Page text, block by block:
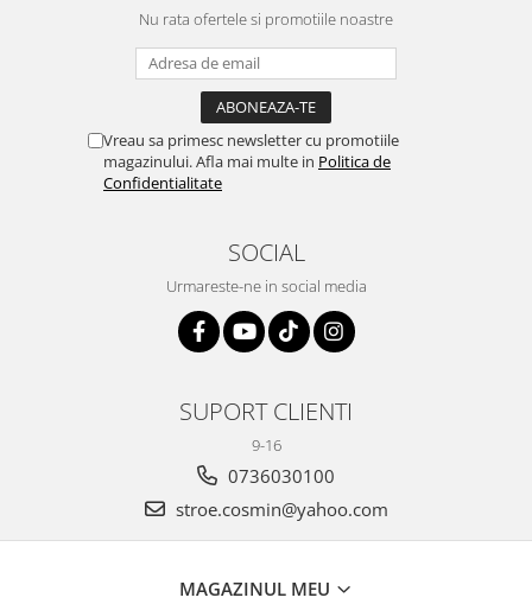
Nu rata ofertele si promotiile noastre
Vreau sa primesc newsletter cu promotiile
magazinului. Afla mai multe in Politica de
Confidentialitate
SOCIAL
Urmareste-ne in social media
SUPORT CLIENTI
9-16
0736030100
stroe.cosmin@yahoo.com
MAGAZINUL MEU